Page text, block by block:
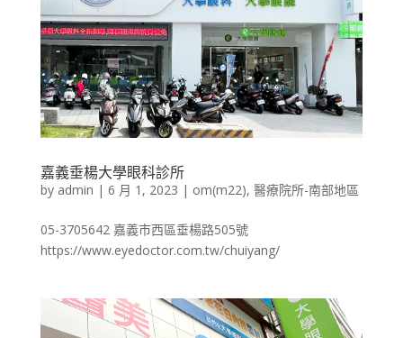
嘉義垂楊大學眼科診所
by admin | 6 月 1, 2023 | om(m22), 醫療院所-南部地區
05-3705642 嘉義市西區垂楊路505號
https://www.eyedoctor.com.tw/chuiyang/